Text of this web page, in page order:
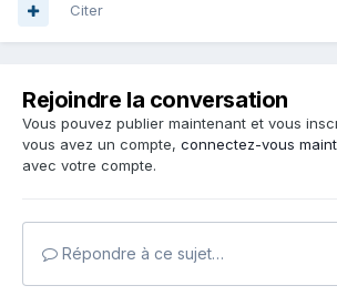
Citer
Rejoindre la conversation
Vous pouvez publier maintenant et vous
vous avez un compte, connectez-vous
avec votre compte.
Répondre à ce sujet…